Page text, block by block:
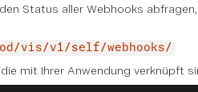
Status aller Webhooks
vis/v1/self/webhooks/
mit Ihrer Anwendung verknüpft